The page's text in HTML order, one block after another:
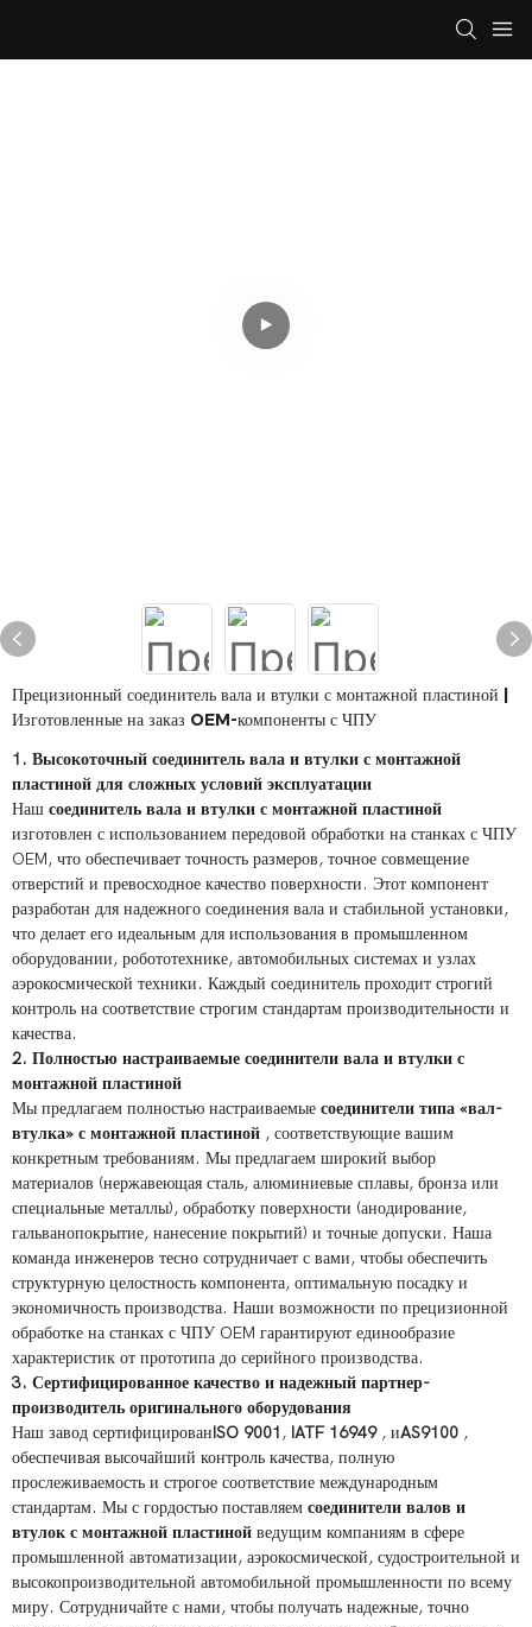
Прецизионный соединитель вала и втулки с монтажной пластиной |
Изготовленные на заказ OEM-компоненты с ЧПУ
1. Высокоточный соединитель вала и втулки с монтажной
пластиной для сложных условий эксплуатации
Наш соединитель вала и втулки с монтажной пластиной
изготовлен с использованием передовой обработки на станках с ЧПУ
OEM, что обеспечивает точность размеров, точное совмещение
отверстий и превосходное качество поверхности. Этот компонент
разработан для надежного соединения вала и стабильной установки,
что делает его идеальным для использования в промышленном
оборудовании, робототехнике, автомобильных системах и узлах
аэрокосмической техники. Каждый соединитель проходит строгий
контроль на соответствие строгим стандартам производительности и
качества.
2. Полностью настраиваемые соединители вала и втулки с
монтажной пластиной
Мы предлагаем полностью настраиваемые соединители типа «вал-
втулка» с монтажной пластиной , соответствующие вашим
конкретным требованиям. Мы предлагаем широкий выбор
материалов (нержавеющая сталь, алюминиевые сплавы, бронза или
специальные металлы), обработку поверхности (анодирование,
гальванопокрытие, нанесение покрытий) и точные допуски. Наша
команда инженеров тесно сотрудничает с вами, чтобы обеспечить
структурную целостность компонента, оптимальную посадку и
экономичность производства. Наши возможности по прецизионной
обработке на станках с ЧПУ OEM гарантируют единообразие
характеристик от прототипа до серийного производства.
3. Сертифицированное качество и надежный партнер-
производитель оригинального оборудования
Наш завод сертифицированISO 9001 , IATF 16949, иAS9100 ,
обеспечивая высочайший контроль качества, полную
прослеживаемость и строгое соответствие международным
стандартам. Мы с гордостью поставляем соединители валов и
втулок с монтажной пластиной ведущим компаниям в сфере
промышленной автоматизации, аэрокосмической, судостроительной и
высокопроизводительной автомобильной промышленности по всему
миру. Сотрудничайте с нами, чтобы получать надежные, точно